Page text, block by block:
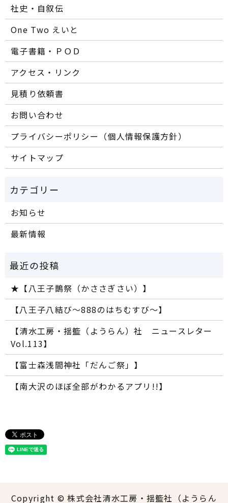
社史・自叙伝
One Two えいと
電子書籍・ＰＯＤ
アクセス・リンク
見積り依頼書
お問い合わせ
プライバシーポリシー（個人情報保護方針）
サイトマップ
お知らせ
最新情報
★【八王子鵲祭（かささぎさい）】
【八王子八結び～888のはちむすび～】
【清水工房・揺籃（ようらん）社 ニュースレター
Vol.113】
【富士森浅間神社「だんご祭」】
【南大沢のほぼ全部がわかるアプリ!!】
Copyright © 株式会社清水工房・揺籃社（ようらん